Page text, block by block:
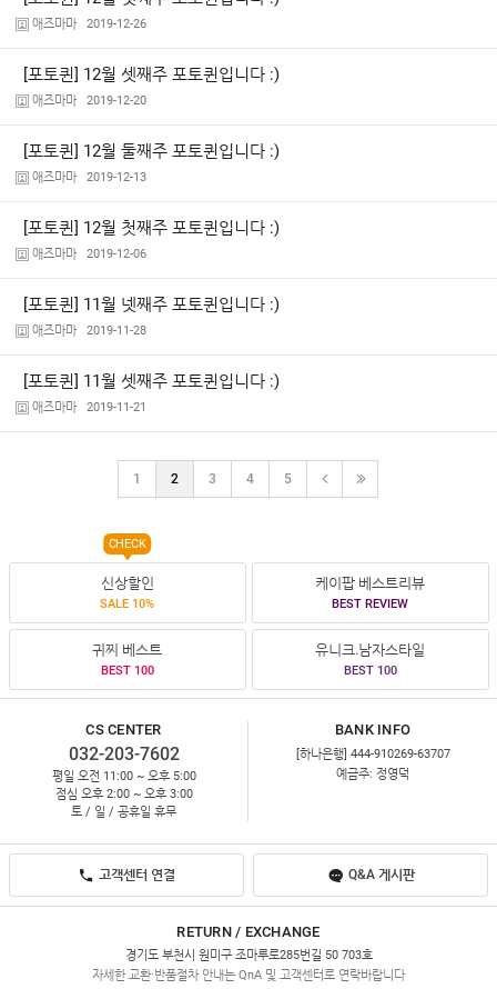
애즈마마 2019-12-26
[포토퀸] 12월 셋째주 포토퀸입니다 :)
애즈마마 2019-12-20
[포토퀸] 12월 둘째주 포토퀸입니다 :)
애즈마마 2019-12-13
[포토퀸] 12월 첫째주 포토퀸입니다 :)
애즈마마 2019-12-06
[포토퀸] 11월 넷째주 포토퀸입니다 :)
애즈마마 2019-11-28
[포토퀸] 11월 셋째주 포토퀸입니다 :)
애즈마마 2019-11-21
1 2 3 4 5
신상할인
SALE 10%
CHECK
케이팝 베스트리뷰
BEST REVIEW
귀찌 베스트
BEST 100
유니크.남자스타일
BEST 100
CS CENTER
032-203-7602
평일 오전 11:00 ~ 오후 5:00
점심 오후 2:00 ~ 오후 3:00
토 / 일 / 공휴일 휴무
BANK INFO
[하나은행] 444-910269-63707
예금주: 정영덕
고객센터 연결 Q&A 게시판
RETURN / EXCHANGE
경기도 부천시 원미구 조마루로285번길 50 703호
자세한 교환·반품절차 안내는 QnA 및 고객센터로 연락바랍니다